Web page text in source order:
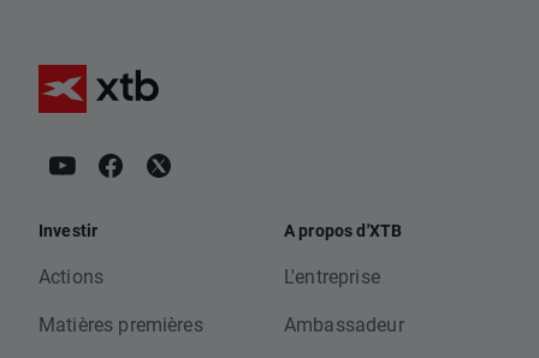
Investir
Actions
Matières premières
A propos d'XTB
L'entreprise
Ambassadeur